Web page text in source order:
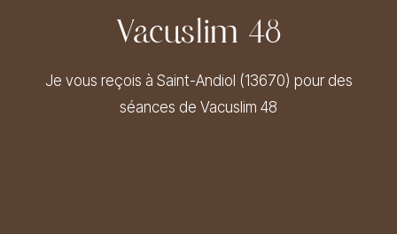
Vacuslim 48
Je vous reçois à Saint-Andiol (13670) pour des
séances de Vacuslim 48